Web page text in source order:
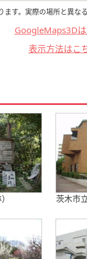
す。実際の場所と異な
GoogleMaps3D
表示方法はこ
茨木市